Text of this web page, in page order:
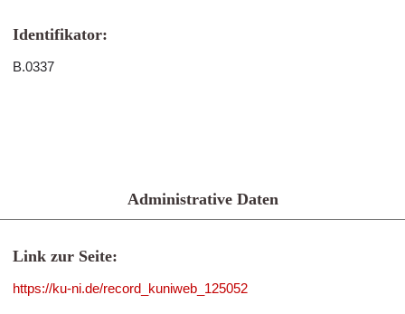
Identifikator:
B.0337
Administrative Daten
Link zur Seite:
https://ku-ni.de/record_kuniweb_125052